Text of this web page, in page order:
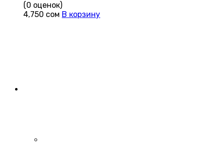
(0 оценок)
4,750 сом В корзину